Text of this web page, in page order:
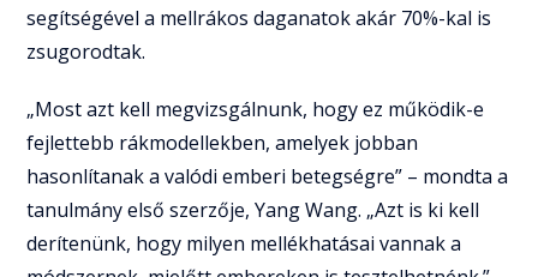
segítségével a mellrákos daganatok akár 70%-kal is
zsugorodtak.
„Most azt kell megvizsgálnunk, hogy ez működik-e
fejlettebb rákmodellekben, amelyek jobban
hasonlítanak a valódi emberi betegségre” – mondta a
tanulmány első szerzője, Yang Wang. „Azt is ki kell
derítenünk, hogy milyen mellékhatásai vannak a